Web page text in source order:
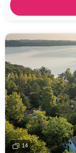
14